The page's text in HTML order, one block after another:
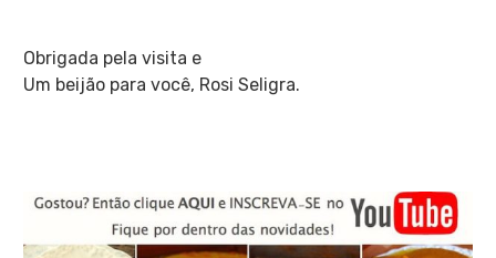
Obrigada pela visita e
Um beijão para você, Rosi Seligra.